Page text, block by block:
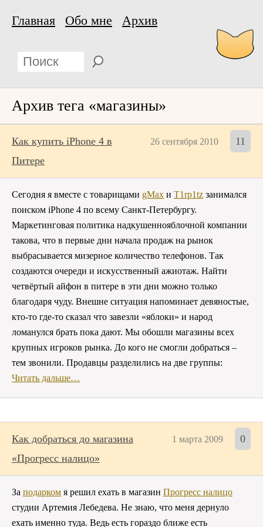
Главная Обо мне Архив
Архив тега «магазины»
26 сентября 2010 11
Как купить iPhone 4 в
Питере
Сегодня я вместе с товарищами gMax и T1rp1tz занимался
поиском iPhone 4 по всему Санкт-Петербургу.
Маркетинговая политика надкушеннояблочной компании
такова, что в первые дни начала продаж на рынок
выбрасывается мизерное количество телефонов. Так
создаются очереди и искусственный ажиотаж. Найти
четвёртый айфон в питере в эти дни можно только
благодаря чуду. Внешне ситуация напоминает девяностые,
кто-то где-то сказал что завезли «яблоки» и народ
ломанулся брать пока дают. Мы обошли магазины всех
крупных игроков рынка. До кого не смогли добраться –
тем звонили. Продавцы разделились на две группы:
Читать дальше…
1 марта 2009 0
Как добраться до магазина
«Прогресс налицо»
За подарком я решил ехать в магазин Прогресс налицо
студии Артемия Лебедева. Не знаю, что меня дернуло
ехать именно туда. Ведь есть гораздо ближе есть